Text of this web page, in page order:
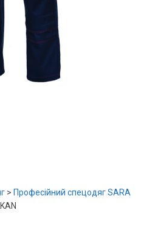
> Професійний спецодяг SARA